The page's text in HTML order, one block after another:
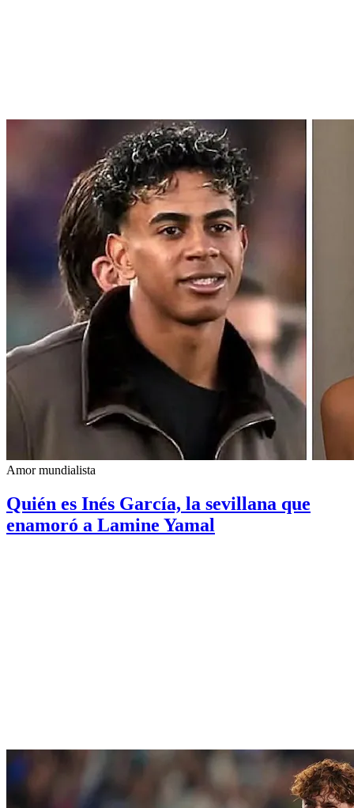
Amor mundialista
Quién es Inés García, la sevillana que
enamoró a Lamine Yamal